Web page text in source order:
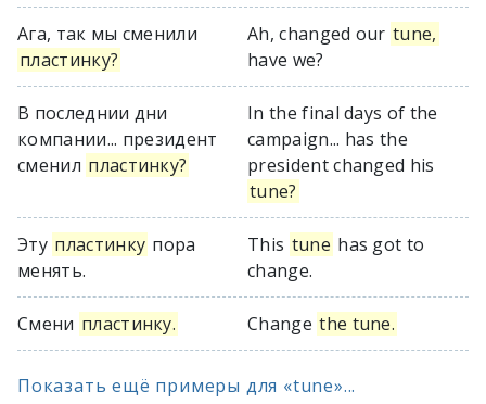
Ага, так мы сменили
пластинку?
Ah, changed our tune,
have we?
В последнии дни
компании... президент
сменил пластинку?
In the final days of the
campaign... has the
president changed his
tune?
Эту пластинку пора
менять.
This tune has got to
change.
Смени пластинку. Change the tune.
Показать ещё примеры для «tune»...